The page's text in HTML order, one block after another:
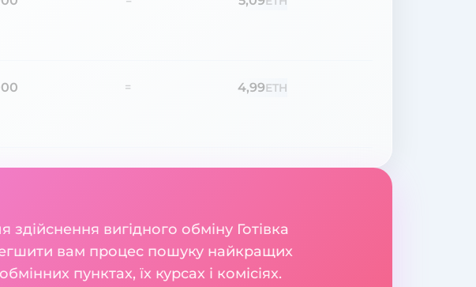
= 4,99ETH
вигідного обміну Готівка
вам процес пошуку найкращих
пунктах, їх курсах і комісіях.